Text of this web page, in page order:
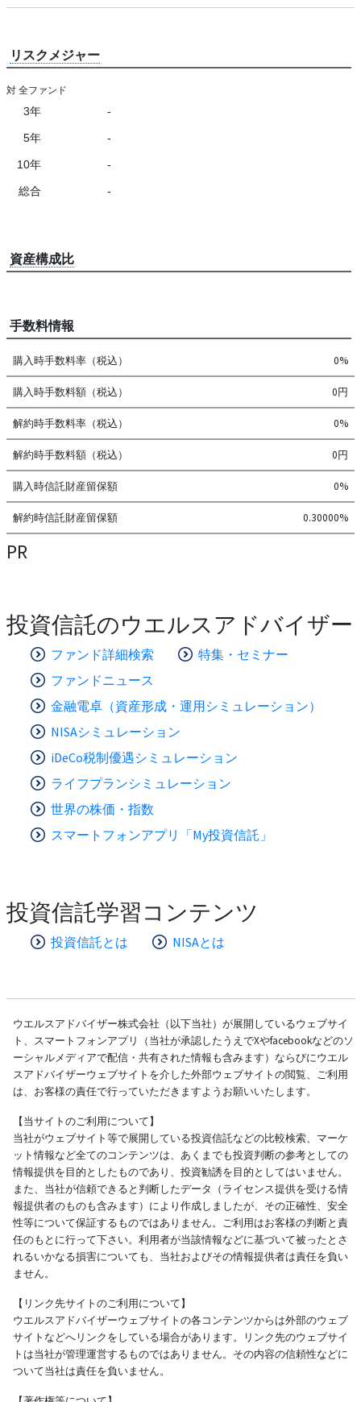
リスクメジャー
対 全ファンド
3年 -
5年 -
10年 -
総合 -
資産構成比
手数料情報
購入時手数料率（税込） 0%
購入時手数料額（税込） 0円
解約時手数料率（税込） 0%
解約時手数料額（税込） 0円
購入時信託財産留保額 0%
解約時信託財産留保額 0.30000%
PR
投資信託のウエルスアドバイザー
ファンド詳細検索
特集・セミナー
ファンドニュース
金融電卓（資産形成・運用シミュレーション）
NISAシミュレーション
iDeCo税制優遇シミュレーション
ライフプランシミュレーション
世界の株価・指数
スマートフォンアプリ「My投資信託」
投資信託学習コンテンツ
投資信託とは NISAとは
ウエルスアドバイザー株式会社（以下当社）が展開しているウェブサイ
ト、スマートフォンアプリ（当社が承認したうえでXやfacebookなどのソ
ーシャルメディアで配信・共有された情報も含みます）ならびにウエル
スアドバイザーウェブサイトを介した外部ウェブサイトの閲覧、ご利用
は、お客様の責任で行っていただきますようお願いいたします。
【当サイトのご利用について】
当社がウェブサイト等で展開している投資信託などの比較検索、マーケ
ット情報など全てのコンテンツは、あくまでも投資判断の参考としての
情報提供を目的としたものであり、投資勧誘を目的としてはいません。
また、当社が信頼できると判断したデータ（ライセンス提供を受ける情
報提供者のものも含みます）により作成しましたが、その正確性、安全
性等について保証するものではありません。ご利用はお客様の判断と責
任のもとに行って下さい。利用者が当該情報などに基づいて被ったとさ
れるいかなる損害についても、当社およびその情報提供者は責任を負い
ません。
【リンク先サイトのご利用について】
ウエルスアドバイザーウェブサイトの各コンテンツからは外部のウェブ
サイトなどへリンクをしている場合があります。リンク先のウェブサイ
トは当社が管理運営するものではありません。その内容の信頼性などに
ついて当社は責任を負いません。